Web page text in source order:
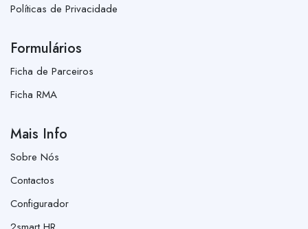
Políticas de Privacidade
Formulários
Ficha de Parceiros
Ficha RMA
Mais Info
Sobre Nós
Contactos
Configurador